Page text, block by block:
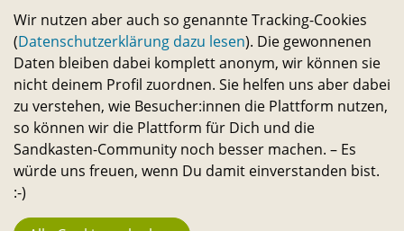
Alle Studierenden, Mitarbeitenden und
Wissenschaftler:innen können Ideen dazu einreichen
und selbst verwirklichen. – Ein Angebot des
Transferservice.
Bleib in Kontakt
E-
Mail-
Telefon-Instagram-
Threads-Messenger-
YouTube-Facebook-
Statistik
Wir nutzen aber auch so genannte Tracking-Cookies
(Datenschutzerklärung dazu lesen). Die gewonnenen
Daten bleiben dabei komplett anonym, wir können sie
nicht deinem Profil zuordnen. Sie helfen uns aber dabei
zu verstehen, wie Besucher:innen die Plattform nutzen,
so können wir die Plattform für Dich und die
Sandkasten-Community noch besser machen. – Es
würde uns freuen, wenn Du damit einverstanden bist.
:-)